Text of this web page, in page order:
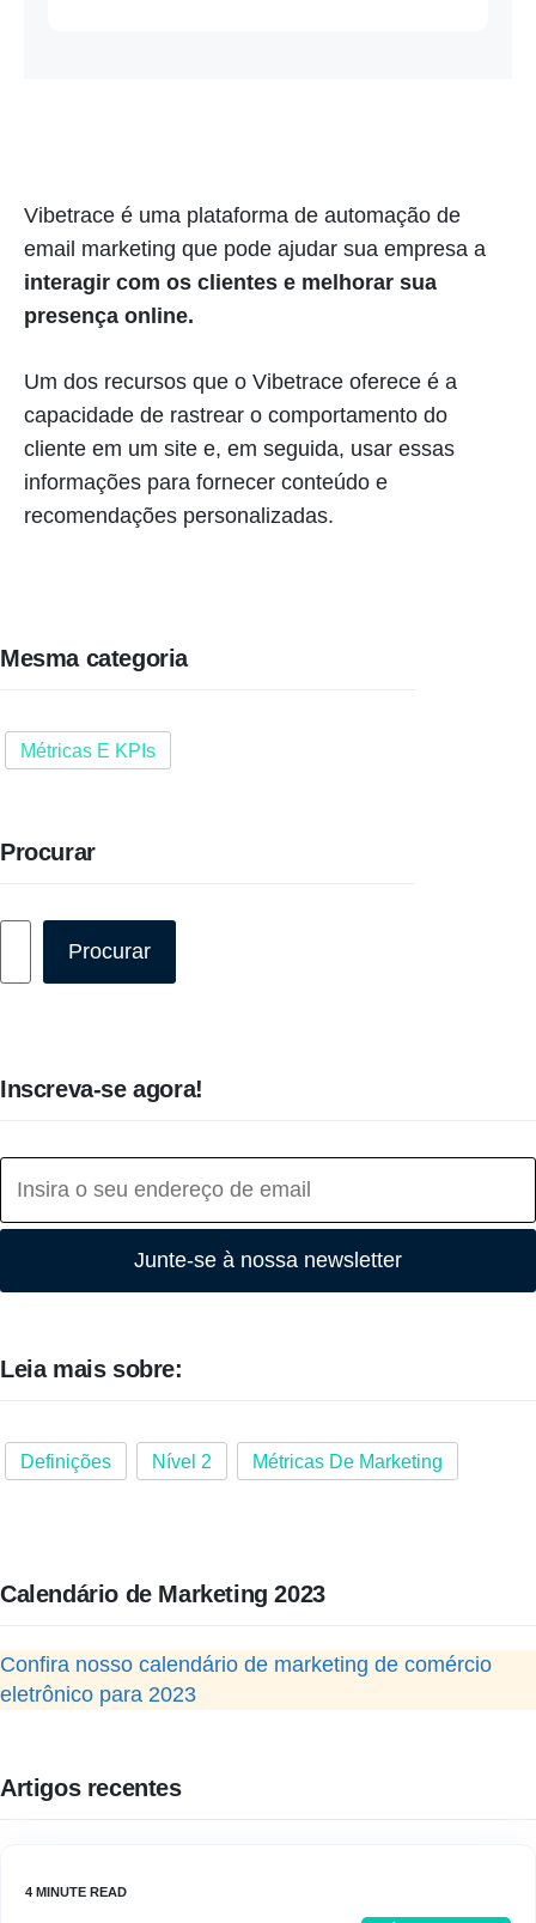
Vibetrace é uma plataforma de automação de
email marketing que pode ajudar sua empresa a
interagir com os clientes e melhorar sua
presença online.
Um dos recursos que o Vibetrace oferece é a
capacidade de rastrear o comportamento do
cliente em um site e, em seguida, usar essas
informações para fornecer conteúdo e
recomendações personalizadas.
Mesma categoria
Métricas E KPIs
Procurar
Procurar
Inscreva-se agora!
Junte-se à nossa newsletter
Leia mais sobre:
Definições Nível 2 Métricas De Marketing
Calendário de Marketing 2023
Confira nosso calendário de marketing de comércio
eletrônico para 2023
Artigos recentes